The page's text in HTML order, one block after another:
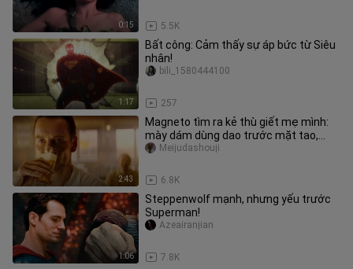
0:15 5.5K
1:17
Bất công: Cảm thấy sự áp bức từ Siêu
nhân!
257
bili_1580444100
2:43
Magneto tìm ra kẻ thù giết mẹ mình:
mày dám dùng dao trước mặt tao,
mày nóng nảy
6.8K
Meijudashouji
1:06
Steppenwolf mạnh, nhưng yếu trước
Superman!
7.8K
Azeairanjian